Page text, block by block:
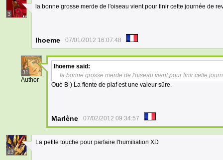
3
la bonne grosse merde de l'oiseau vient pour finir cette journée de
lhoeme 07/01/2012 16:07:48
31
Author
lhoeme said:
la bonne grosse merde de l'oiseau vient pour finir cette
Oué B-) La fiente de piaf est une valeur sûre.
Marlène 07/02/2012 09:34:57
13
La petite touche pour parfaire l'humiliation XD